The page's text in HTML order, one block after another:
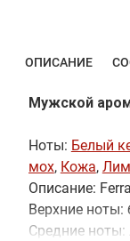
ОПИСАНИЕ
Мужской
Ноты: Белый
мох, Кожа,
Описание:
Верхние
Средние ноты: